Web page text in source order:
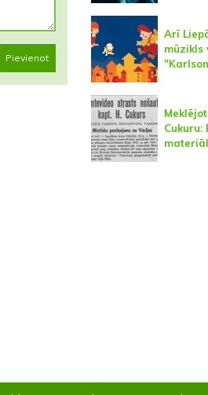
Pievienot
Arī
mūzikls
Cukuru: